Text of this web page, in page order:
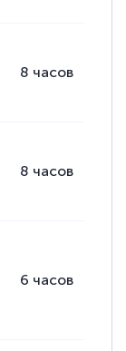
8 часов
8 часов
6 часов